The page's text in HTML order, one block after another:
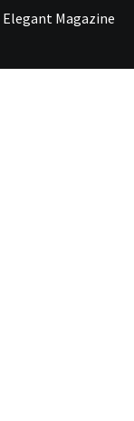
Elegant Magazine